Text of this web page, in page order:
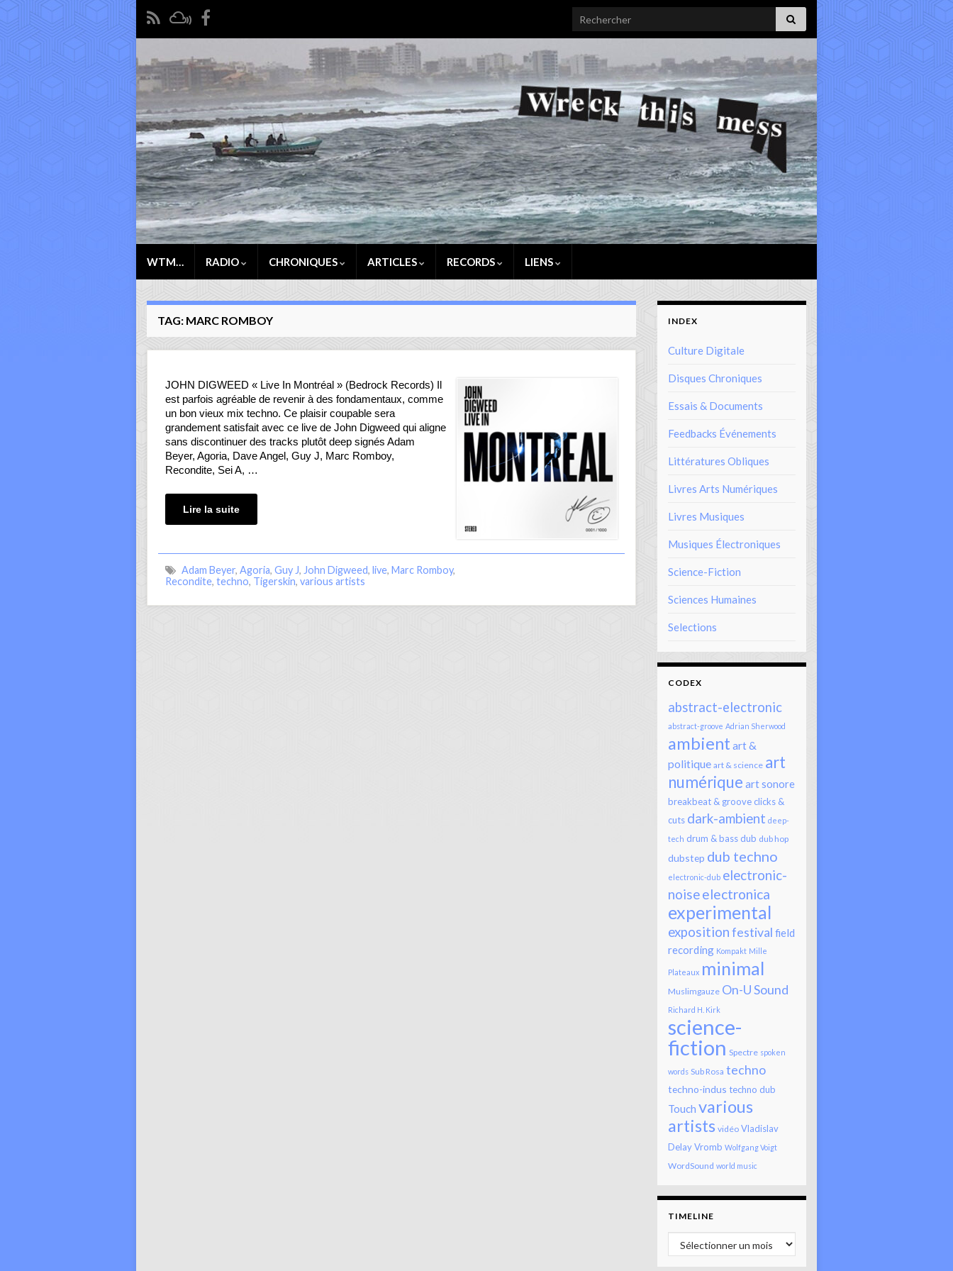
Search for:
WTM… RADIO CHRONIQUES ARTICLES RECORDS LIENS
TAG: MARC ROMBOY
JOHN DIGWEED « Live In Montréal » (Bedrock Records) Il
est parfois agréable de revenir à des fondamentaux, comme
un bon vieux mix techno. Ce plaisir coupable sera
grandement satisfait avec ce live de John Digweed qui aligne
sans discontinuer des tracks plutôt deep signés Adam
Beyer, Agoria, Dave Angel, Guy J, Marc Romboy,
Recondite, Sei A, …
Lire la suite
Adam Beyer, Agoria, Guy J, John Digweed, live, Marc Romboy,
Recondite, techno, Tigerskin, various artists
INDEX
Culture Digitale
Disques Chroniques
Essais & Documents
Feedbacks Événements
Littératures Obliques
Livres Arts Numériques
Livres Musiques
Musiques Électroniques
Science-Fiction
Sciences Humaines
Selections
CODEX
abstract-electronic
abstract-groove Adrian Sherwood
ambient art &
politique art & science art
numérique art sonore
breakbeat & groove clicks &
cuts dark-ambient deep-
tech drum & bass dub dub hop
dubstep dub techno
electronic-dub electronic-
noiseelectronica
experimental
expositionfestival field
recording Kompakt Mille
Plateaux minimal
Muslimgauze On-U Sound
Richard H. Kirk
science-
fiction Spectre spoken
words Sub Rosa techno
techno-indus techno dub
Touch various
artists vidéo Vladislav
DelayVromb Wolfgang Voigt
WordSound world music
TIMELINE
Timeline